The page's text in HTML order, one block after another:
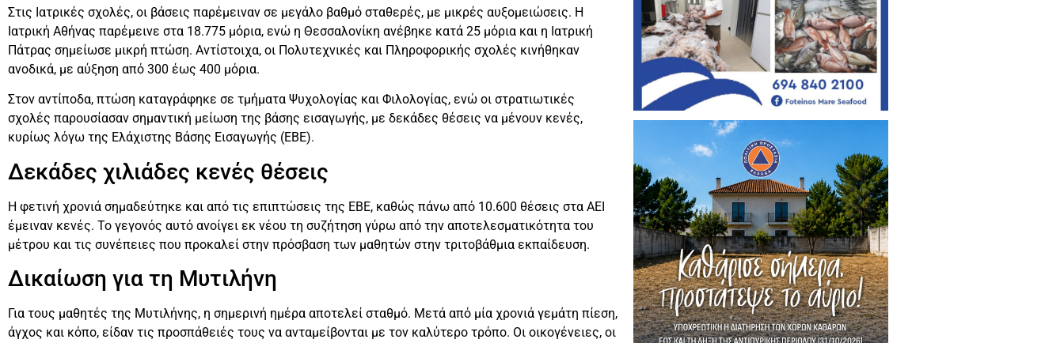
Στις Ιατρικές σχολές, οι βάσεις παρέμειναν σε μεγάλο βαθμό σταθερές, με μικρές αυξομειώσεις. Η
Ιατρική Αθήνας παρέμεινε στα 18.775 μόρια, ενώ η Θεσσαλονίκη ανέβηκε κατά 25 μόρια και η Ιατρική
Πάτρας σημείωσε μικρή πτώση. Αντίστοιχα, οι Πολυτεχνικές και Πληροφορικής σχολές κινήθηκαν
ανοδικά, με αύξηση από 300 έως 400 μόρια.
Στον αντίποδα, πτώση καταγράφηκε σε τμήματα Ψυχολογίας και Φιλολογίας, ενώ οι στρατιωτικές
σχολές παρουσίασαν σημαντική μείωση της βάσης εισαγωγής, με δεκάδες θέσεις να μένουν κενές,
κυρίως λόγω της Ελάχιστης Βάσης Εισαγωγής (ΕΒΕ).
Δεκάδες χιλιάδες κενές θέσεις
Η φετινή χρονιά σημαδεύτηκε και από τις επιπτώσεις της ΕΒΕ, καθώς πάνω από 10.600 θέσεις στα ΑΕΙ
έμειναν κενές. Το γεγονός αυτό ανοίγει εκ νέου τη συζήτηση γύρω από την αποτελεσματικότητα του
μέτρου και τις συνέπειες που προκαλεί στην πρόσβαση των μαθητών στην τριτοβάθμια εκπαίδευση.
Δικαίωση για τη Μυτιλήνη
Για τους μαθητές της Μυτιλήνης, η σημερινή ημέρα αποτελεί σταθμό. Μετά από μία χρονιά γεμάτη πίεση,
άγχος και κόπο, είδαν τις προσπάθειές τους να ανταμείβονται με τον καλύτερο τρόπο. Οι οικογένειες, οι